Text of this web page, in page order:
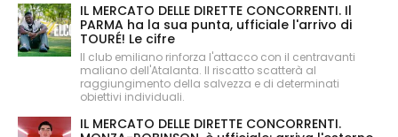
IL MERCATO DELLE DIRETTE CONCORRENTI. Il
PARMA ha la sua punta, ufficiale l'arrivo di
TOURÉ! Le cifre
Il club emiliano rinforza l'attacco con il centravanti
maliano dell'Atalanta. Il riscatto scatterà al
raggiungimento della salvezza e di determinati
obiettivi individuali.
IL MERCATO DELLE DIRETTE CONCORRENTI.